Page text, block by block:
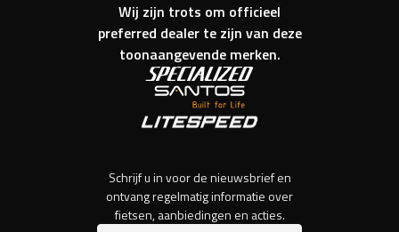
Wij zijn trots om officieel
preferred dealer te zijn van deze
toonaangevende merken.
Schrijf u in voor de nieuwsbrief en
ontvang regelmatig informatie over
fietsen, aanbiedingen en acties.